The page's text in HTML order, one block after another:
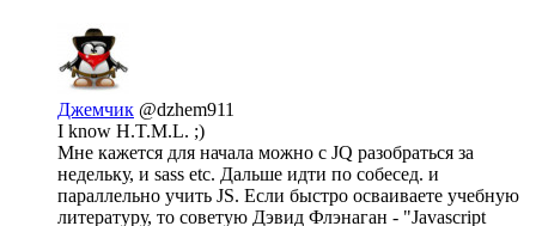
Джемчик @dzhem911
I know H.T.M.L. ;)
Мне кажется для начала можно с JQ разобраться за
недельку, и sass etc. Дальше идти по собесед. и
параллельно учить JS. Если быстро осваиваете учебную
литературу, то советую Дэвид Флэнаган - "Javascript